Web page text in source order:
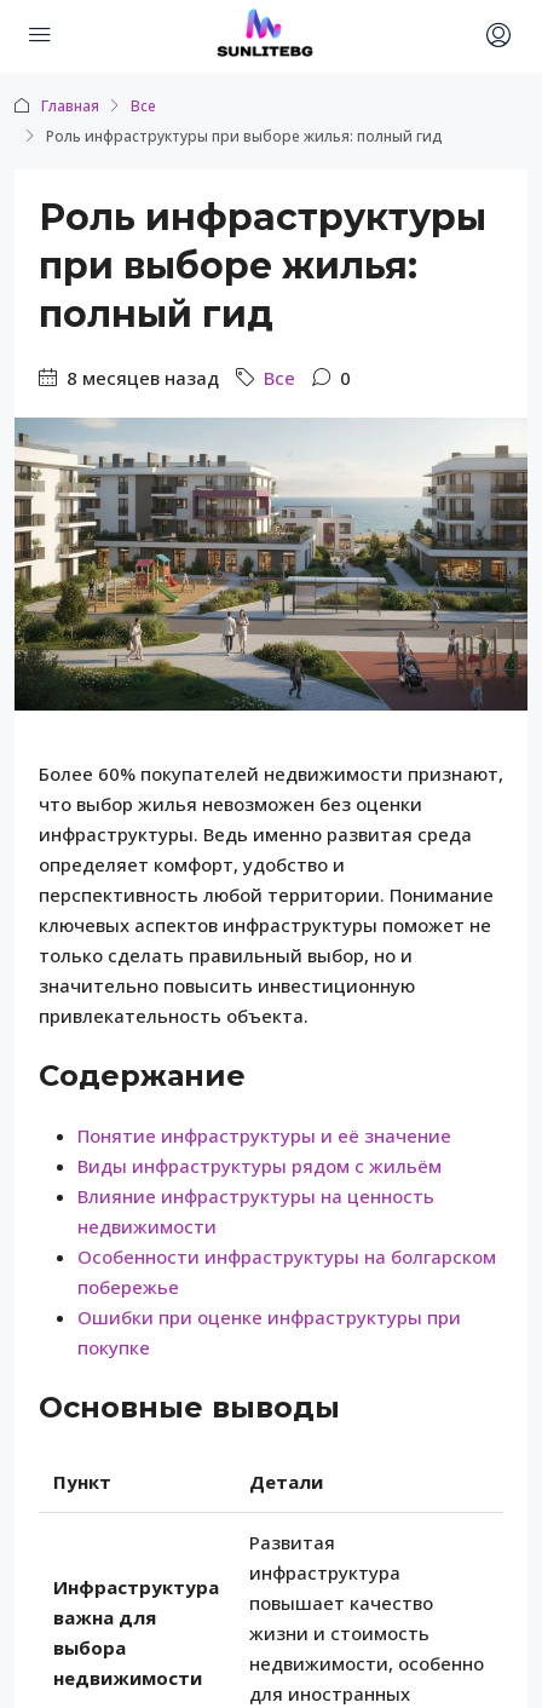
Главная
Все
Роль инфраструктуры при выборе жилья: полный гид
Роль инфраструктуры
при выборе жилья:
полный гид
8 месяцев назад Все 0
Более 60% покупателей недвижимости признают,
что выбор жилья невозможен без оценки
инфраструктуры. Ведь именно развитая среда
определяет комфорт, удобство и
перспективность любой территории. Понимание
ключевых аспектов инфраструктуры поможет не
только сделать правильный выбор, но и
значительно повысить инвестиционную
привлекательность объекта.
Содержание
Понятие инфраструктуры и её значение
Виды инфраструктуры рядом с жильём
Влияние инфраструктуры на ценность
недвижимости
Особенности инфраструктуры на болгарском
побережье
Ошибки при оценке инфраструктуры при
покупке
Основные выводы
Пункт Детали
Инфраструктура
важна для
выбора
недвижимости
Развитая
инфраструктура
повышает качество
жизни и стоимость
недвижимости, особенно
для иностранных